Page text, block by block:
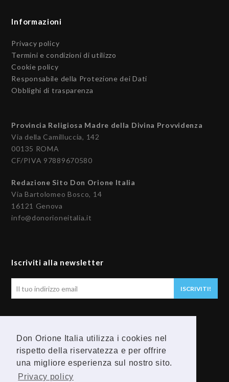
Don Orione Italia utilizza i cookies nel
rispetto della riservatezza e per offrire
una migliore esperienza sul nostro sito.
Privacy policy
Informazioni
Privacy policy
Termini e condizioni di utilizzo
Cookie policy
Responsabile della Protezione dei Dati
Obblighi di trasparenza
Provincia Religiosa Madre della Divina Provvidenza
Via della Camilluccia, 142
00135 ROMA
CF/PIVA 97889670580
Redazione Sito Don Orione Italia
Via Bartolomeo Bosco, 14
16121 Genova
info@donorioneitalia.it
Iscriviti alla newsletter
ISCRIVITI!
F
Y
o